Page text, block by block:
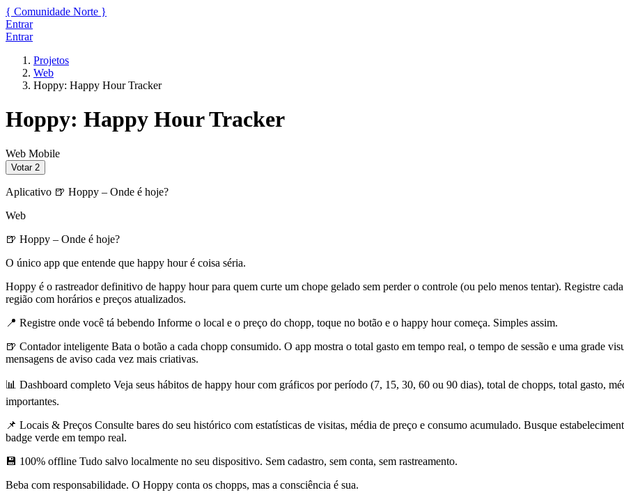
{ Comunidade Norte }
Entrar
Entrar
Projetos
Web
Hoppy: Happy Hour Tracker
Hoppy: Happy Hour Tracker
Web Mobile
Votar 2
Aplicativo 🍺 Hoppy – Onde é hoje?
Web
🍺 Hoppy – Onde é hoje?
O único app que entende que happy hour é coisa séria.
Hoppy é o rastreador definitivo de happy hour para quem curte um chope gelado sem perder o controle (ou pelo menos tentar). Registre cada
região com horários e preços atualizados.
📍 Registre onde você tá bebendo Informe o local e o preço do chopp, toque no botão e o happy hour começa. Simples assim.
🍺 Contador inteligente Bata o botão a cada chopp consumido. O app mostra o total gasto em tempo real, o tempo de sessão e uma grade
mensagens de aviso cada vez mais criativas.
📊 Dashboard completo Veja seus hábitos de happy hour com gráficos por período (7, 15, 30, 60 ou 90 dias), total de chopps, total gasto,
importantes.
📌 Locais & Preços Consulte bares do seu histórico com estatísticas de visitas, média de preço e consumo acumulado. Busque
badge verde em tempo real.
💾 100% offline Tudo salvo localmente no seu dispositivo. Sem cadastro, sem conta, sem rastreamento.
Beba com responsabilidade. O Hoppy conta os chopps, mas a consciência é sua.